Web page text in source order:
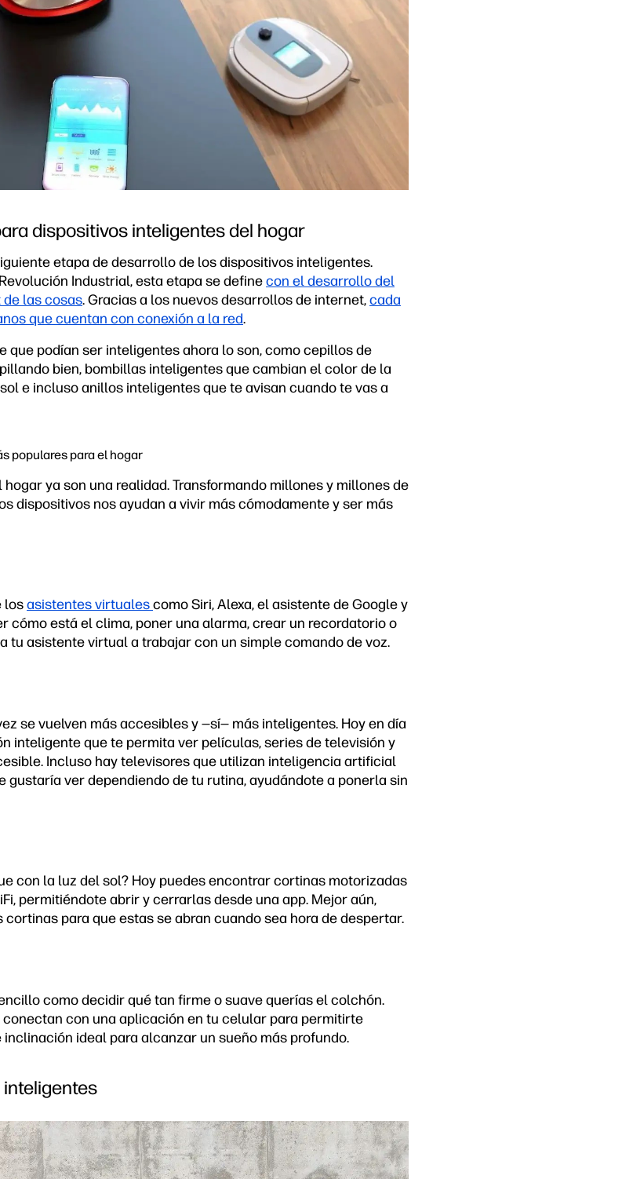
dispositivos inteligentes del hogar
etapa de desarrollo de los dispositivos inteligentes.
Industrial, esta etapa se definecon el desarrollo del
de las cosas. Gracias a los nuevos desarrollos de internet,cada
que cuentan con conexión a la red.
que podían ser inteligentes ahora lo son, como cepillos de
bien, bombillas inteligentes que cambian el color de la
e incluso anillos inteligentes que te avisan cuando te vas a
populares para el hogar
ya son una realidad. Transformando millones y millones de
dispositivos nos ayudan a vivir más cómodamente y ser más
losasistentes virtualescomo Siri, Alexa, el asistente de Google y
cómo está el clima, poner una alarma, crear un recordatorio o
tu asistente virtual a trabajar con un simple comando de voz.
se vuelven más accesibles y —sí— más inteligentes. Hoy en día
inteligente que te permita ver películas, series de televisión y
Incluso hay televisores que utilizan inteligencia artificial
gustaría ver dependiendo de tu rutina, ayudándote a ponerla sin
con la luz del sol? Hoy puedes encontrar cortinas motorizadas
permitiéndote abrir y cerrarlas desde una app. Mejor aún,
para que estas se abran cuando sea hora de despertar.
como decidir qué tan firme o suave querías el colchón.
conectan con una aplicación en tu celular para permitirte
ideal para alcanzar un sueño más profundo.